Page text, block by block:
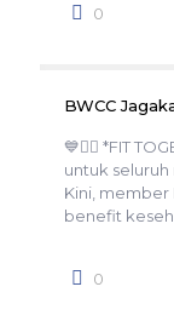
0
BWCC
💙🏋️‍♀️ *FIT
untuk
Kini,
benefit
0